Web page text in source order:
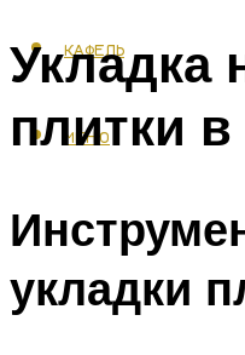
КАФЕЛЬ
МЕНЮ
Укладка
плитки
укладки